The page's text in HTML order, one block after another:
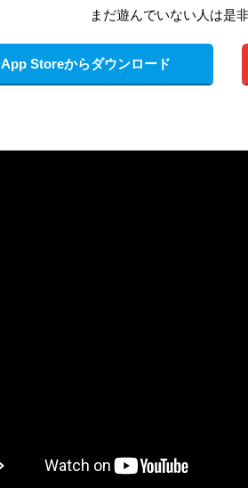
まだ遊んでいない人は是非
App Storeからダウンロード